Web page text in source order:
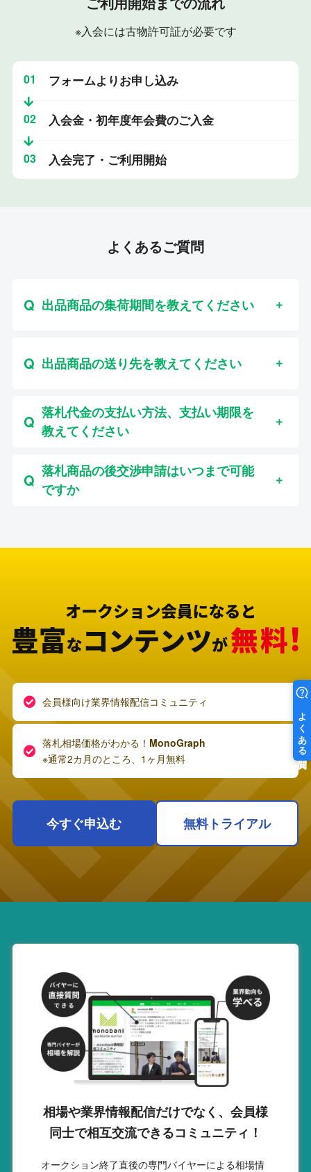
※入会には古物許可証が必要です
01 フォームよりお申し込み
02 入会金・初年度年会費のご入金
03 入会完了・ご利用開始
よくあるご質問
出品商品の集荷期間を教えてください
出品商品の送り先を教えてください
落札代金の支払い方法、支払い期限を
教えてください
落札商品の後交渉申請はいつまで可能
ですか
会員様向け業界情報配信コミュニティ
落札相場価格がわかる！ MonoGraph
※通常2カ月のところ、1ヶ月無料
今すぐ申込む 無料トライアル
相場や業界情報配信だけでなく、会員様
同士で相互交流できるコミュニティ！
オークション終了直後の専門バイヤーによる相場情